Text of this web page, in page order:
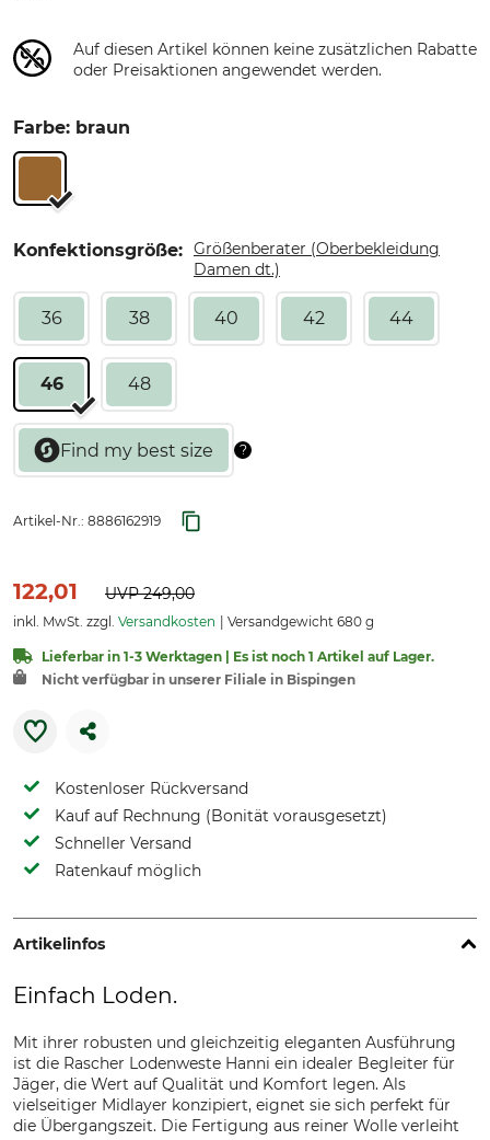
Auf diesen Artikel können keine zusätzlichen Rabatte
oder Preisaktionen angewendet werden.
Farbe: braun
Konfektionsgröße: Größenberater (Oberbekleidung
Damen dt.)
36 38 40 42 44
46 48
Artikel-Nr.: 8886162919
122,01 UVP249,00
inkl. MwSt. zzgl. Versandkosten Versandgewicht 680 g
Lieferbar in 1-3 Werktagen | Es ist noch 1 Artikel auf Lager.
Nicht verfügbar in unserer Filiale in Bispingen
Kostenloser Rückversand
Kauf auf Rechnung (Bonität vorausgesetzt)
Schneller Versand
Ratenkauf möglich
Artikelinfos
Einfach Loden.
Mit ihrer robusten und gleichzeitig eleganten Ausführung
ist die Rascher Lodenweste Hanni ein idealer Begleiter für
Jäger, die Wert auf Qualität und Komfort legen. Als
vielseitiger Midlayer konzipiert, eignet sie sich perfekt für
die Übergangszeit. Die Fertigung aus reiner Wolle verleiht